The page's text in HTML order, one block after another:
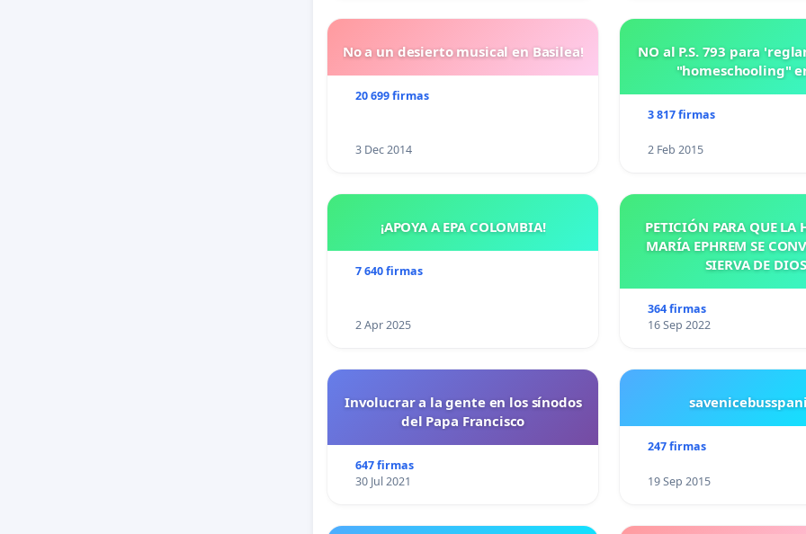
No a un desierto musical en Basilea!
20 699 firmas
3 Dec 2014
NO al P.S. 793 para
"homeschooling"
3 817 firmas
2 Feb 2015
¡APOYA A EPA COLOMBIA!
7 640 firmas
2 Apr 2025
PETICIÓN PARA QUE LA
MARÍA EPHREM SE
SIERVA DE DIOS
364 firmas
16 Sep 2022
Involucrar a la gente en los sínodos
del Papa Francisco
647 firmas
30 Jul 2021
247 firmas
19 Sep 2015